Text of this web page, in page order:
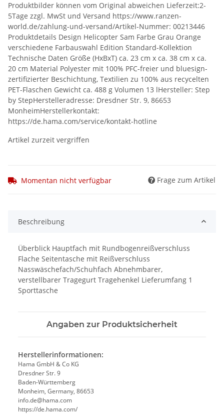
Produktbilder können vom Original abweichen Lieferzeit:2-
5Tage zzgl. MwSt und Versand https://www.ranzen-
world.de/zahlung-und-versand/Artikel-Nummer: 00213446
Produktdetails Design Helicopter Sam Farbe Grau Orange
verschiedene Farbauswahl Edition Standard-Kollektion
Technische Daten Größe (HxBxT) ca. 23 cm x ca. 38 cm x ca.
20 cm Material Polyester mit 100% PFC-freier und bluesign-
zertifizierter Beschichtung, Textilien zu 100% aus recycelten
PET-Flaschen Gewicht ca. 488 g Volumen 13 lHersteller: Step
by StepHerstelleradresse: Dresdner Str. 9, 86653
MonheimHerstellerkontakt:
https://de.hama.com/service/kontakt-hotline
Artikel zurzeit vergriffen
Momentan nicht verfügbar Frage zum Artikel
Beschreibung
Überblick Hauptfach mit Rundbogenreißverschluss
Flache Seitentasche mit Reißverschluss
Nasswäschefach/Schuhfach Abnehmbarer,
verstellbarer Tragegurt Tragehenkel Lieferumfang 1
Sporttasche
Angaben zur Produktsicherheit
Herstellerinformationen:
Hama GmbH & Co KG
Dresdner Str. 9
Baden-Württemberg
Monheim, Germany, 86653
info.de@hama.com
https://de.hama.com/